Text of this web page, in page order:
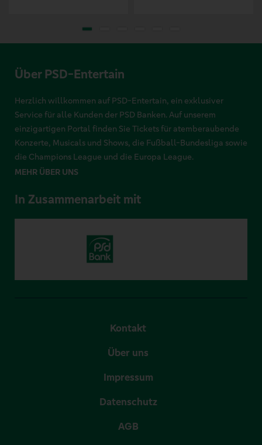
Über PSD-Entertain
Herzlich willkommen auf PSD-Entertain, ein exklusiver
Service für alle Kunden der PSD Banken. Auf unserem
einzigartigen Portal finden Sie Tickets für atemberaubende
Konzerte, Musicals und Shows, die Fußball-Bundesliga sowie
die Champions League und die Europa League.
MEHR ÜBER UNS
In Zusammenarbeit mit
Kontakt
Über uns
Impressum
Datenschutz
AGB